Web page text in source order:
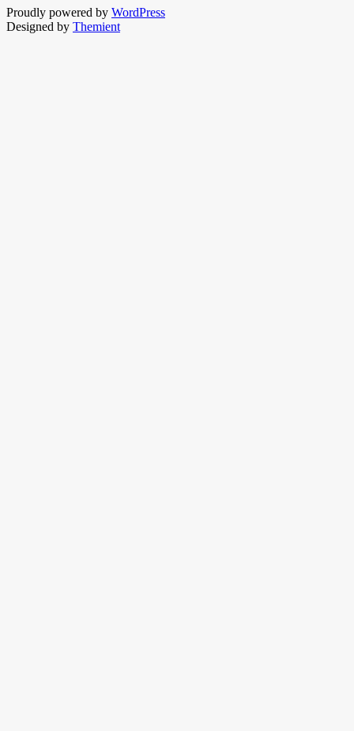
Proudly powered by WordPress
Designed by Themient